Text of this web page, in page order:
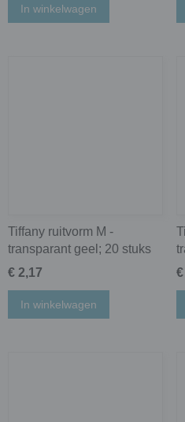
In winkelwagen
Tiffany ruitvorm M -
transparant geel; 20 stuks
€ 2,17
In winkelwagen